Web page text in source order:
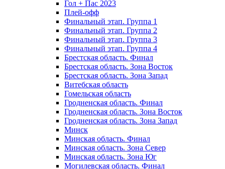
Гол + Пас 2023
Плей-офф
Финальный этап. Группа 1
Финальный этап. Группа 2
Финальный этап. Группа 3
Финальный этап. Группа 4
Брестская область. Финал
Брестская область. Зона Восток
Брестская область. Зона Запад
Витебская область
Гомельская область
Гродненская область. Финал
Гродненская область. Зона Восток
Гродненская область. Зона Запад
Минск
Минская область. Финал
Минская область. Зона Север
Минская область. Зона Юг
Могилевская область. Финал